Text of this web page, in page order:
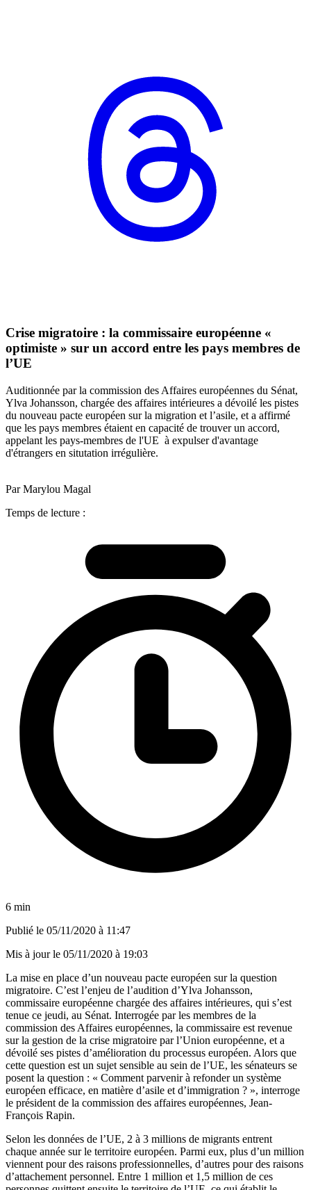
Crise migratoire : la commissaire européenne «
optimiste » sur un accord entre les pays membres de
l’UE
Auditionnée par la commission des Affaires européennes du Sénat,
Ylva Johansson, chargée des affaires intérieures a dévoilé les pistes
du nouveau pacte européen sur la migration et l’asile, et a affirmé
que les pays membres étaient en capacité de trouver un accord,
appelant les pays-membres de l'UE à expulser d'avantage
d'étrangers en situtation irrégulière.
Par Marylou Magal
Temps de lecture :
6 min
Publié le 05/11/2020 à 11:47
Mis à jour le 05/11/2020 à 19:03
La mise en place d’un nouveau pacte européen sur la question
migratoire. C’est l’enjeu de l’audition d’Ylva Johansson,
commissaire européenne chargée des affaires intérieures, qui s’est
tenue ce jeudi, au Sénat. Interrogée par les membres de la
commission des Affaires européennes, la commissaire est revenue
sur la gestion de la crise migratoire par l’Union européenne, et a
dévoilé ses pistes d’amélioration du processus européen. Alors que
cette question est un sujet sensible au sein de l’UE, les sénateurs se
posent la question : « Comment parvenir à refonder un système
européen efficace, en matière d’asile et d’immigration ? », interroge
le président de la commission des affaires européennes, Jean-
François Rapin.
Selon les données de l’UE, 2 à 3 millions de migrants entrent
chaque année sur le territoire européen. Parmi eux, plus d’un million
viennent pour des raisons professionnelles, d’autres pour des raisons
d’attachement personnel. Entre 1 million et 1,5 million de ces